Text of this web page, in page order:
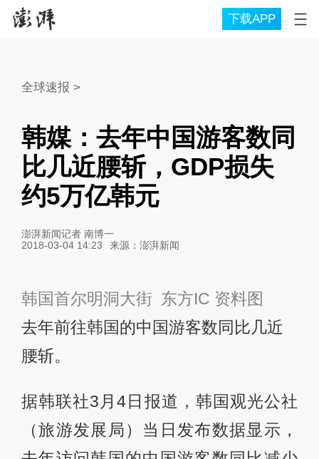
下载APP
全球速报 >
韩媒：去年中国游客数同
比几近腰斩，GDP损失
约5万亿韩元
澎湃新闻记者 南博一
2018-03-04 14:23
来源： 澎湃新闻
韩国首尔明洞大街 东方IC 资料图
去年前往韩国的中国游客数同比几近
腰斩。
据韩联社3月4日报道，韩国观光公社
（旅游发展局）当日发布数据显示，